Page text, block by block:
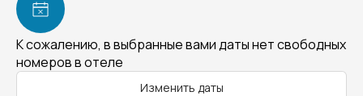
К сожалению, в выбранные вами даты нет свободных
номеров в отеле
Изменить даты